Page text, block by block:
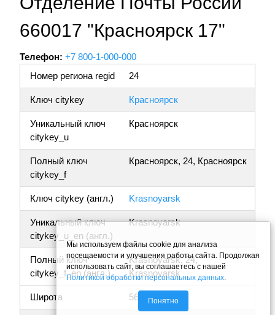
660017 "Красноярск 17"
Телефон: +7 800-1-000-000
Номер региона regid
24
Ключ citykey Красноярск
Уникальный ключ
citykey_u
Красноярск
Полный ключ
citykey_f
Красноярск, 24, Красноярск
Ключ citykey (англ.) Krasnoyarsk
Уникальный ключ
citykey_u_en (англ.)
Krasnoyarsk
Полный ключ
citykey_f_en (англ.)
Krasnoyarsk, 24,
Krasnoyarsk
Широта 56.011474
Мы используем файлы cookie для анализа
посещаемости и улучшения работы сайта. Продолжая
использовать сайт, вы соглашаетесь с нашей
Политикой обработки персональных данных.
Понятно